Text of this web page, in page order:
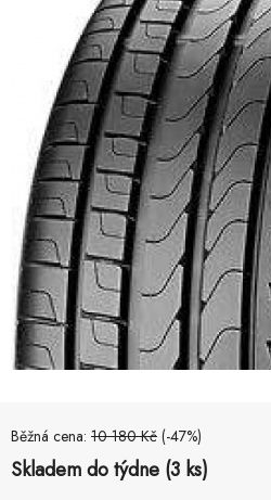
Běžná cena: 10 180 Kč (-47%)
Skladem do týdne (3 ks)